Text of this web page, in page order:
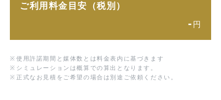
ご利用料金目安（税別）
- 円
※ 使用許諾期間と媒体数とは料金表内に基づきます
※ シミュレーションは概算での算出となります。
※ 正式なお見積をご希望の場合は別途ご依頼ください。